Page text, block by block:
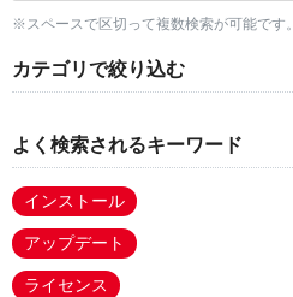
※スペースで区切って複数検索が可能です。
カテゴリで絞り込む
よく検索されるキーワード
インストール
アップデート
ライセンス